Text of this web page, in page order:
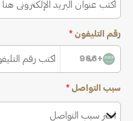
رقم التليفون *
+966
سبب التواصل *
اختر سبب التواصل